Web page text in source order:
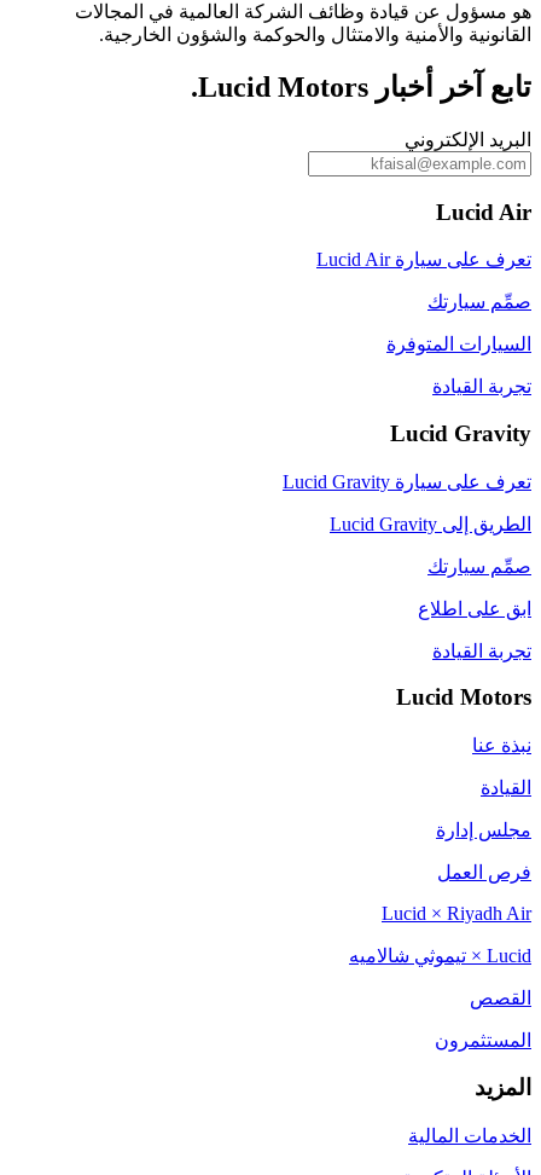
هو مسؤول عن قيادة وظائف الشركة العالمية في المجالات
القانونية والأمنية والامتثال والحوكمة والشؤون الخارجية.
تابع آخر أخبار Lucid Motors.
البريد الإلكتروني
Lucid Air
تعرف على سيارة Lucid Air
صمِّم سيارتك
السيارات المتوفرة
تجربة القيادة
Lucid Gravity
تعرف على سيارة Lucid Gravity
الطريق إلى Lucid Gravity
صمِّم سيارتك
ابق على اطلاع
تجربة القيادة
Lucid Motors
نبذة عنا
القيادة
مجلس إدارة
فرص العمل
Lucid × Riyadh Air
Lucid × تيموثي شالاميه
القصص
المستثمرون
المزيد
الخدمات المالية